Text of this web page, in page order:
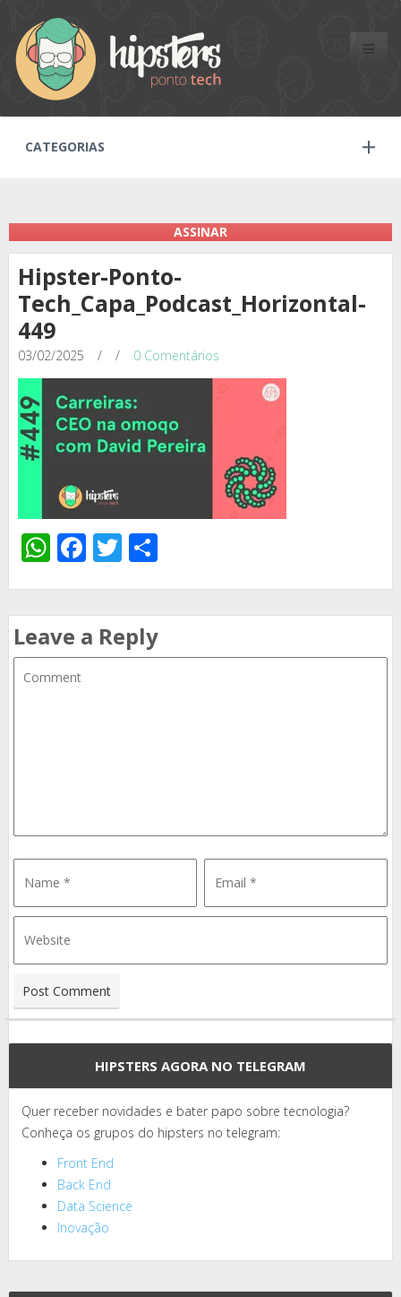
Toggle
CATEGORIAS
ASSINAR
Hipster-Ponto-
Tech_Capa_Podcast_Horizontal-
449
03/02/2025 / / 0 Comentários
WhatsApp
Facebook
Twitter
Leave a Reply
HIPSTERS AGORA NO TELEGRAM
Quer receber novidades e bater papo sobre tecnologia?
Conheça os grupos do hipsters no telegram:
Front End
Back End
Data Science
Inovação